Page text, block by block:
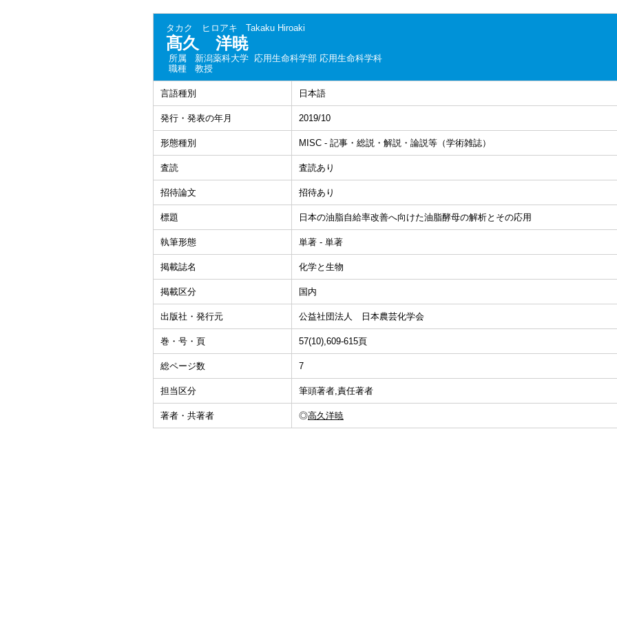
タカク ヒロアキ Takaku Hiroaki
髙久 洋暁
所属
新潟薬科大学 応用生命科学部 応用生命科学科
職種
教授
言語種別 日本語
発行・発表の年月 2019/10
形態種別 MISC - 記事・総説・解説・論説等（学術雑誌）
査読 査読あり
招待論文 招待あり
標題 日本の油脂自給率改善へ向けた油脂酵母の解析とその応用
執筆形態 単著 - 単著
掲載誌名 化学と生物
掲載区分 国内
出版社・発行元 公益社団法人 日本農芸化学会
巻・号・頁 57(10),609-615頁
総ページ数 7
担当区分 筆頭著者,責任著者
著者・共著者 ◎高久洋暁